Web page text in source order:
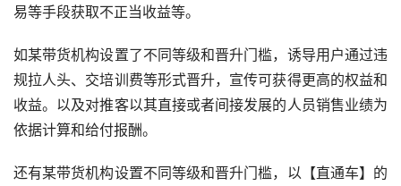
易等手段获取不正当收益等。
如某带货机构设置了不同等级和晋升门槛，诱导用户通过违
规拉人头、交培训费等形式晋升，宣传可获得更高的权益和
收益。以及对推客以其直接或者间接发展的人员销售业绩为
依据计算和给付报酬。
还有某带货机构设置不同等级和晋升门槛，以【直通车】的